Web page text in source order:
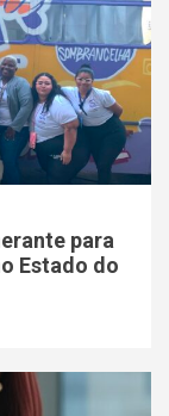
para
Estado do